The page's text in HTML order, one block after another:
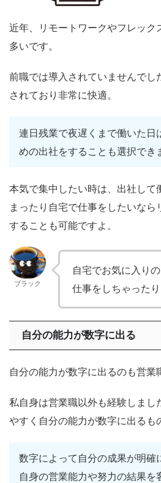
近年、リモートワークやフレック
多いです。
前職では導入されていませんでし
されており非常に快適。
連日残業で夜遅くまで働いた日
めの出社をすることも選択でき
本気で集中したい時は、出社して
まったり自宅で仕事をしたいな
することも可能ですよ。
ブラック
自宅でお気に入り
仕事をしちゃったり
自分の能力が数字に出る
自分の能力が数字に出るのも営業
私自身は営業職以外も経験しまし
やすく自分の能力が数字に出るも
数字によって自分の成果が明確
自身の営業能力や努力の結果を